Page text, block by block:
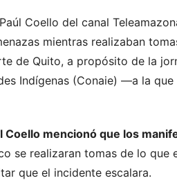
Paúl Coello del canal
mientras realizaban
de Quito, a propósito de la
Indígenas (Conaie) —a la que
Coello mencionó que los
se realizaran tomas de lo que
que el incidente escalara.